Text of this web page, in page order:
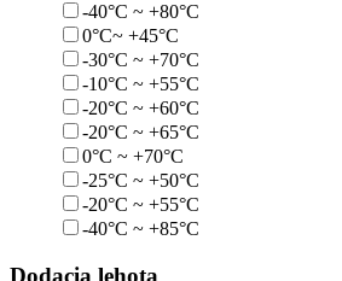
-40°C ~ +80°C
0°C~ +45°C
-30°C ~ +70°C
-10°C ~ +55°C
-20°C ~ +60°C
-20°C ~ +65°C
0°C ~ +70°C
-25°C ~ +50°C
-20°C ~ +55°C
-40°C ~ +85°C
Dodacia lehota